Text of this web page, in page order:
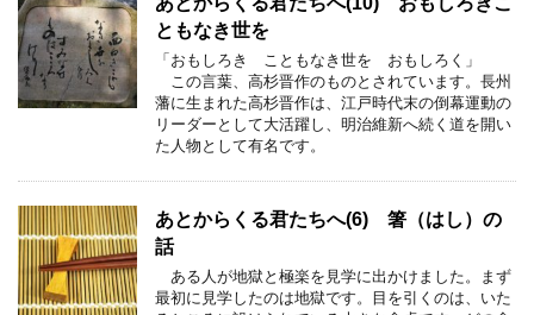
ともなき世を
「おもしろき こともなき世を おもしろく」
この言葉、高杉晋作のものとされています。長州
藩に生まれた高杉晋作は、江戸時代末の倒幕運動の
リーダーとして大活躍し、明治維新へ続く道を開い
た人物として有名です。
あとからくる君たちへ(6) 箸（はし）の
話
ある人が地獄と極楽を見学に出かけました。まず
最初に見学したのは地獄です。目を引くのは、いた